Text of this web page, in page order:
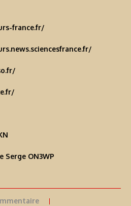
france.fr/
Serge ON3WP